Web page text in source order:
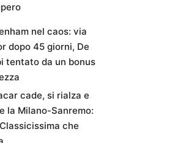
nel caos: via
dopo 45 giorni, De
tentato da un bonus
cade, si rialza e
la Milano-Sanremo:
che